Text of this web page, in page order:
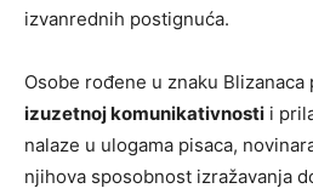
izvanrednih postignuća.
Osobe rođene u znaku
izuzetnoj komunikativnosti i
nalaze u ulogama pisaca,
njihova sposobnost izražavanja